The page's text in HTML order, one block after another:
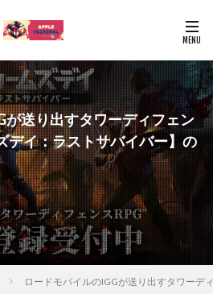
が送り出すタワーディフェン
デイ：ラストサバイバー】の
ロードモバイルのIGGが送り出すタワーデ